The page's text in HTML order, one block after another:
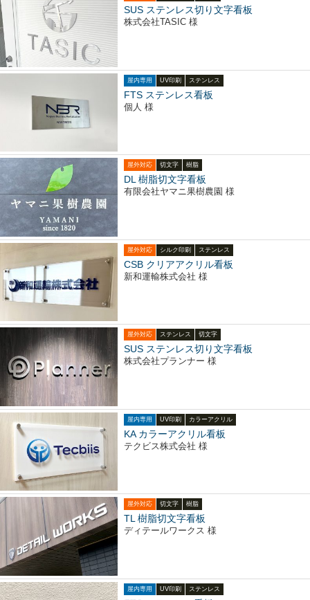
SUS ステンレス切り文字看板
株式会社TASIC 様
屋内専用 UV印刷 ステンレス
FTS ステンレス看板
個人 様
屋外対応 切文字 樹脂
DL 樹脂切文字看板
有限会社ヤマニ果樹農園 様
屋外対応 シルク印刷 ステンレス
CSB クリアアクリル看板
新和運輸株式会社 様
屋外対応 ステンレス 切文字
SUS ステンレス切り文字看板
株式会社プランナー 様
屋内専用 UV印刷 カラーアクリル
KA カラーアクリル看板
テクビス株式会社 様
屋外対応 切文字 樹脂
TL 樹脂切文字看板
ディテールワークス 様
屋内専用 UV印刷 ステンレス